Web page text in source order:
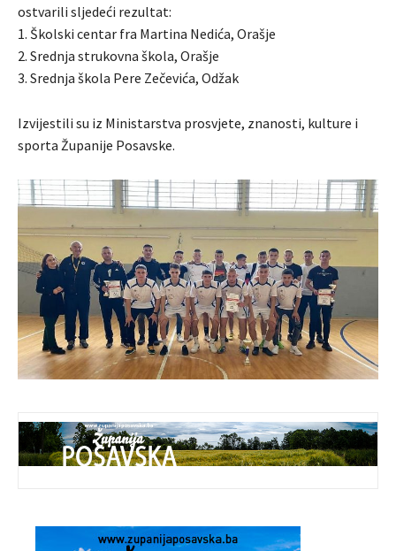
ostvarili sljedeći rezultat:
1. Školski centar fra Martina Nedića, Orašje
2. Srednja strukovna škola, Orašje
3. Srednja škola Pere Zečevića, Odžak
Izvijestili su iz Ministarstva prosvjete, znanosti, kulture i
sporta Županije Posavske.